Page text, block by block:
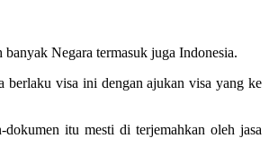
Negara termasuk juga Indonesia.
berlaku visa ini dengan ajukan visa yang ke
itu mesti di terjemahkan oleh jasa